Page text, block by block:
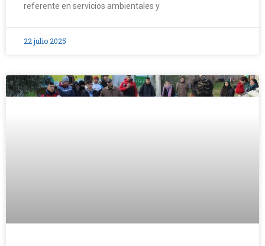
referente en servicios ambientales y
22 julio 2025